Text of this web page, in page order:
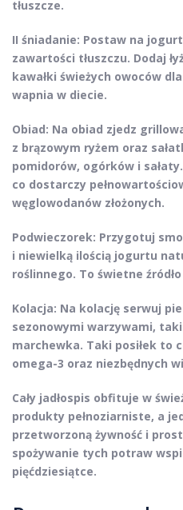
tłuszcze.
II śniadanie: Postaw na
zawartości tłuszczu. Dodaj
kawałki świeżych owoców
wapnia w diecie.
Obiad: Na obiad zjedz
z brązowym ryżem oraz
pomidorów, ogórków i sałaty.
co dostarczy
węglowodanów złożonych.
Podwieczorek: Przygotuj
i niewielką ilością jogurtu
roślinnego. To świetne
Kolacja: Na kolację serwuj
sezonowymi warzywami,
marchewka. Taki posiłek to
omega-3 oraz niezbędnych
Cały jadłospis obfituje w
produkty pełnoziarniste, a
przetworzoną żywność i
spożywanie tych potraw
pięćdziesiątce.